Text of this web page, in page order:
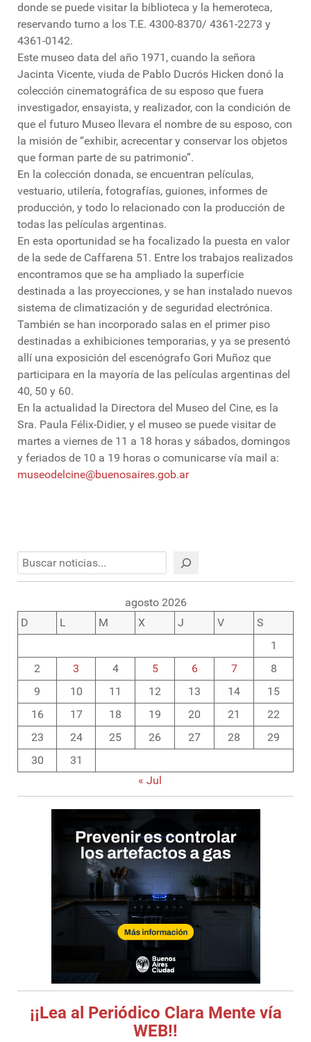
donde se puede visitar la biblioteca y la hemeroteca,
reservando turno a los T.E. 4300-8370/ 4361-2273 y
4361-0142.
Este museo data del año 1971, cuando la señora
Jacinta Vicente, viuda de Pablo Ducrós Hicken donó la
colección cinematográfica de su esposo que fuera
investigador, ensayista, y realizador, con la condición de
que el futuro Museo llevara el nombre de su esposo, con
la misión de “exhibir, acrecentar y conservar los objetos
que forman parte de su patrimonio”.
En la colección donada, se encuentran películas,
vestuario, utilería, fotografías, guiones, informes de
producción, y todo lo relacionado con la producción de
todas las películas argentinas.
En esta oportunidad se ha focalizado la puesta en valor
de la sede de Caffarena 51. Entre los trabajos realizados
encontramos que se ha ampliado la superficie
destinada a las proyecciones, y se han instalado nuevos
sistema de climatización y de seguridad electrónica.
También se han incorporado salas en el primer piso
destinadas a exhibiciones temporarias, y ya se presentó
allí una exposición del escenógrafo Gori Muñoz que
participara en la mayoría de las películas argentinas del
40, 50 y 60.
En la actualidad la Directora del Museo del Cine, es la
Sra. Paula Félix-Didier, y el museo se puede visitar de
martes a viernes de 11 a 18 horas y sábados, domingos
y feriados de 10 a 19 horas o comunicarse vía mail a:
museodelcine@buenosaires.gob.ar
Buscar
agosto 2026
D
L M X J V
S
1
2
3 4 5 6 7
8
9
10 11 12 13 14
15
16
17 18 19 20 21
22
23
24 25 26 27 28
29
30
31
« Jul
¡¡Lea al Periódico Clara Mente vía
WEB!!